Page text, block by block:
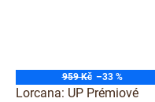
959 Kč –33 %
Lorcana: UP Prémiové